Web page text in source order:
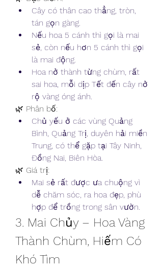
Cây có thân cao thẳng, tròn,
tán gọn gàng.
Nếu hoa 5 cánh thì gọi là mai
sẻ, còn nếu hơn 5 cánh thì gọi
là mai động.
Hoa nở thành từng chùm, rất
sai hoa, mỗi dịp Tết đến cây nở
rộ vàng óng ánh.
🌿 Phân bố:
Chủ yếu ở các vùng Quảng
Bình, Quảng Trị, duyên hải miền
Trung, có thể gặp tại Tây Ninh,
Đồng Nai, Biên Hòa.
🌿 Giá trị:
Mai sẻ rất được ưa chuộng vì
dễ chăm sóc, ra hoa đẹp, phù
hợp để trồng trong sân vườn.
3. Mai Chủy – Hoa Vàng
Thành Chùm, Hiếm Có
Khó Tìm